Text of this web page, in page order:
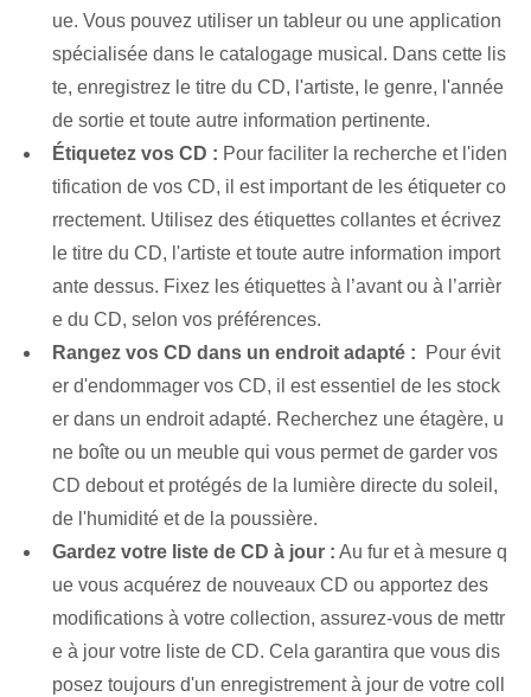
ue.⁣ Vous pouvez utiliser un tableur ou une application
spécialisée dans le catalogage musical. ⁢Dans cette ⁤lis
te, ‌enregistrez le titre du CD, l'artiste, le genre, l'année
de sortie et toute autre information pertinente.
Étiquetez vos CD : ⁣Pour faciliter la recherche et l'⁢iden
tification de vos CD, il est important de les étiqueter co
rrectement.‌ Utilisez des ‌étiquettes‌ collantes et écrivez
le ⁣titre du CD, l'artiste et toute autre information import
ante dessus. ‌Fixez les étiquettes à l’avant ou à l’arrièr
e du CD, selon vos préférences.
Rangez vos CD dans un endroit adapté : ‌ Pour ‍évit
er‌ d'endommager vos‍ CD, il est essentiel de les stock
er dans un endroit⁢ adapté. Recherchez une étagère, u
ne boîte ou un meuble qui vous permet de garder vos
CD debout et protégés de la lumière directe du soleil,
de l'humidité et de la poussière.
Gardez votre liste de CD à jour : Au fur et à mesure q
ue vous acquérez de nouveaux CD ou apportez des
modifications à votre collection, assurez-vous de mettr
e à jour votre liste de CD. Cela garantira que vous dis
posez toujours d'un enregistrement à jour de votre coll